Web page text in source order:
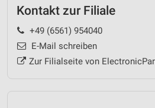
Kontakt zur Filiale
+49 (6561) 954040
E-Mail schreiben
Zur Filialseite von